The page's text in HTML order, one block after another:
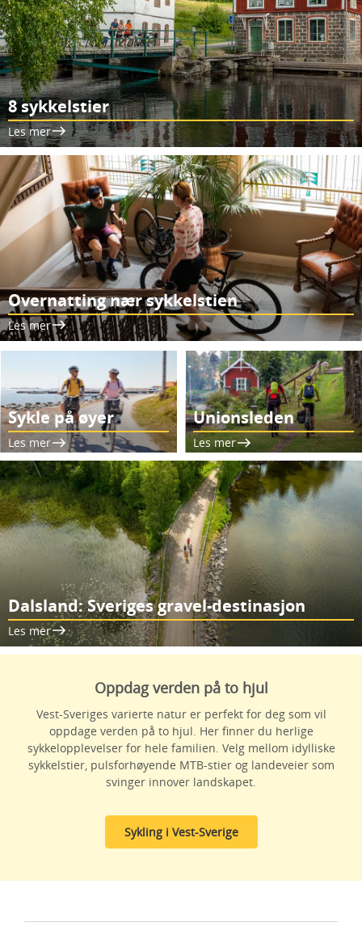
8 sykkelstier
Les mer
Overnatting nær sykkelstien
Les mer
Sykle på øyer
Les mer
Unionsleden
Les mer
Dalsland: Sveriges gravel-destinasjon
Les mer
Oppdag verden på to hjul
Vest-Sveriges varierte natur er perfekt for deg som vil
oppdage verden på to hjul. Her finner du herlige
sykkelopplevelser for hele familien. Velg mellom idylliske
sykkelstier, pulsforhøyende MTB-stier og landeveier som
svinger innover landskapet.
Sykling i Vest-Sverige